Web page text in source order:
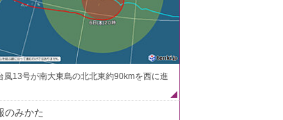
風13号が南大東島の北北東約90kmを西に進
のみかた